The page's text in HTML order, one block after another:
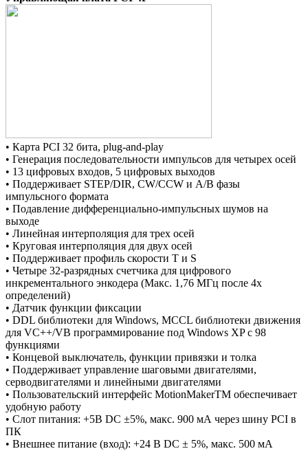
• Карта PCI 32 бита, plug-and-play
• Генерация последовательности импульсов для четырех осей
• 13 цифровых входов, 5 цифровых выходов
• Поддерживает STEP/DIR, CW/CCW и А/В фазы
импульсного формата
• Подавление дифференциально-импульсных шумов на
выходе
• Линейная интерполяция для трех осей
• Круговая интерполяция для двух осей
• Поддерживает профиль скорости T и S
• Четыре 32-разрядных счетчика для цифрового
инкрементального энкодера (Макс. 1,76 МГц после 4х
определений)
• Датчик функции фиксации
• DDL библиотеки для Windows, MCCL библиотеки движения
для VC++/VB программирование под Windows XP c 98
функциями
• Концевой выключатель, функции привязки и толка
• Поддерживает управление шаговыми двигателями,
серводвигателями и линейными двигателями
• Пользовательский интерфейс MotionMakerTM обеспечивает
удобную работу
• Слот питания: +5В DC ±5%, макс. 900 мА через шину PCI в
ПК
• Внешнее питание (вход): +24 В DC ± 5%, макс. 500 мА